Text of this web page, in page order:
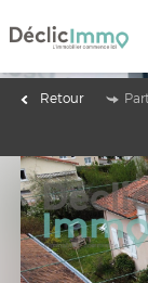
Retour